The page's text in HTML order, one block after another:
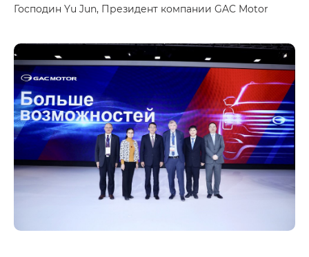
Господин Yu Jun, Президент компании GAC Motor